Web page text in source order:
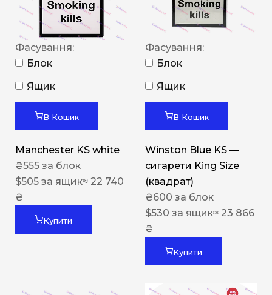
Фасування:
Блок
Ящик
В Кошик
Manchester KS white
₴555 за блок
$505 за ящик≈ 22 740
₴
Купити
Фасування:
Блок
Ящик
В Кошик
Winston Blue KS —
сигарети King Size
(квадрат)
₴600 за блок
$530 за ящик≈ 23 866
₴
Купити